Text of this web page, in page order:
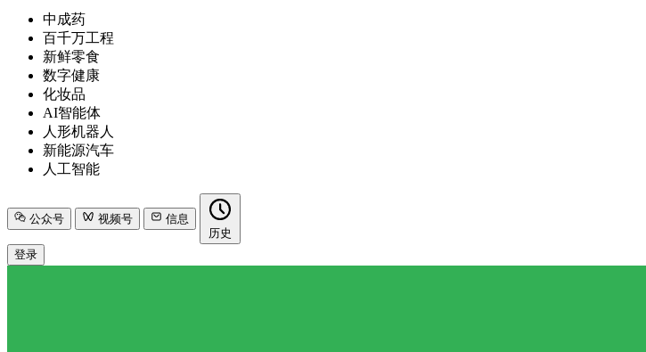
中成药
百千万工程
新鲜零食
数字健康
化妆品
AI智能体
人形机器人
新能源汽车
人工智能
公众号 视频号
信息
历史
登录